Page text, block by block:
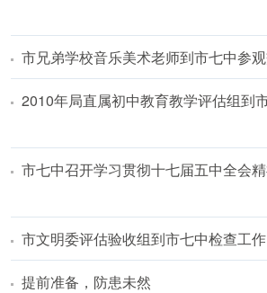
市兄弟学校音乐美术老师到市七中参
2010年局直属初中教育教学评估组到
市七中召开学习贯彻十七届五中全会
市文明委评估验收组到市七中检查工作
提前准备，防患未然